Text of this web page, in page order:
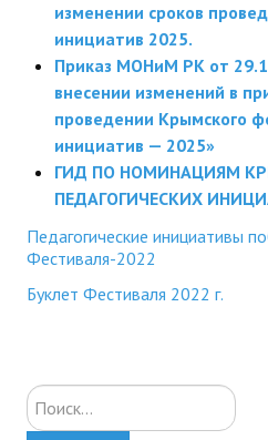
изменении сроков
инициатив 2025.
Приказ МОНиМ РК от
внесении изменений в
проведении Крымского
инициатив — 2025»
ГИД ПО НОМИНАЦИЯМ
ПЕДАГОГИЧЕСКИХ
Педагогические инициативы
Фестиваля-2022
Буклет Фестиваля 2022 г.
Искать...